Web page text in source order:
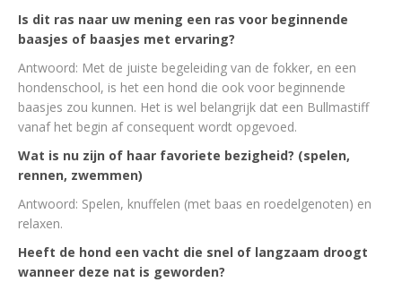
Is dit ras naar uw mening een ras voor beginnende
baasjes of baasjes met ervaring?
Antwoord: Met de juiste begeleiding van de fokker, en een
hondenschool, is het een hond die ook voor beginnende
baasjes zou kunnen. Het is wel belangrijk dat een Bullmastiff
vanaf het begin af consequent wordt opgevoed.
Wat is nu zijn of haar favoriete bezigheid? (spelen,
rennen, zwemmen)
Antwoord: Spelen, knuffelen (met baas en roedelgenoten) en
relaxen.
Heeft de hond een vacht die snel of langzaam droogt
wanneer deze nat is geworden?